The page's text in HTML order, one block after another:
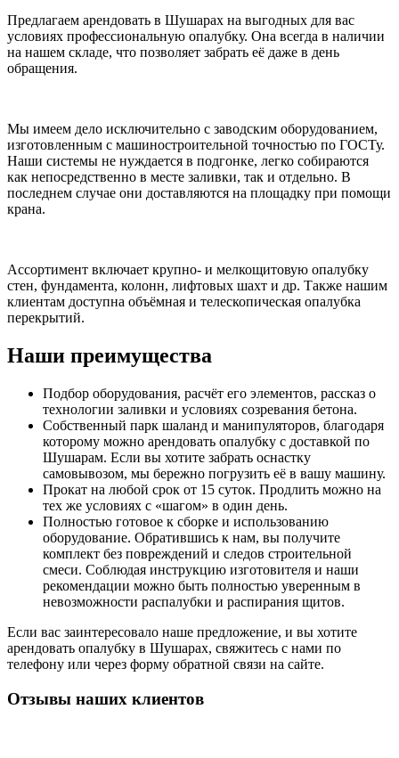
Предлагаем арендовать в Шушарах на выгодных для вас
условиях профессиональную опалубку. Она всегда в наличии
на нашем складе, что позволяет забрать её даже в день
обращения.
Мы имеем дело исключительно с заводским оборудованием,
изготовленным с машиностроительной точностью по ГОСТу.
Наши системы не нуждается в подгонке, легко собираются
как непосредственно в месте заливки, так и отдельно. В
последнем случае они доставляются на площадку при помощи
крана.
Ассортимент включает крупно- и мелкощитовую опалубку
стен, фундамента, колонн, лифтовых шахт и др. Также нашим
клиентам доступна объёмная и телескопическая опалубка
перекрытий.
Наши преимущества
Подбор оборудования, расчёт его элементов, рассказ о
технологии заливки и условиях созревания бетона.
Собственный парк шаланд и манипуляторов, благодаря
которому можно арендовать опалубку с доставкой по
Шушарам. Если вы хотите забрать оснастку
самовывозом, мы бережно погрузить её в вашу машину.
Прокат на любой срок от 15 суток. Продлить можно на
тех же условиях с «шагом» в один день.
Полностью готовое к сборке и использованию
оборудование. Обратившись к нам, вы получите
комплект без повреждений и следов строительной
смеси. Соблюдая инструкцию изготовителя и наши
рекомендации можно быть полностью уверенным в
невозможности распалубки и распирания щитов.
Если вас заинтересовало наше предложение, и вы хотите
арендовать опалубку в Шушарах, свяжитесь с нами по
телефону или через форму обратной связи на сайте.
Отзывы наших клиентов